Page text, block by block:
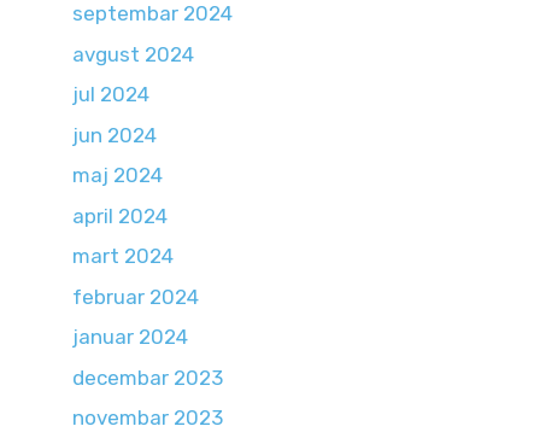
septembar 2024
avgust 2024
jul 2024
jun 2024
maj 2024
april 2024
mart 2024
februar 2024
januar 2024
decembar 2023
novembar 2023